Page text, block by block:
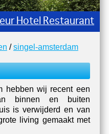
Hotel Restaurant
/singel-amsterdam
hebben wij recent een
binnen en buiten
is verwijderd en van
living gemaakt met